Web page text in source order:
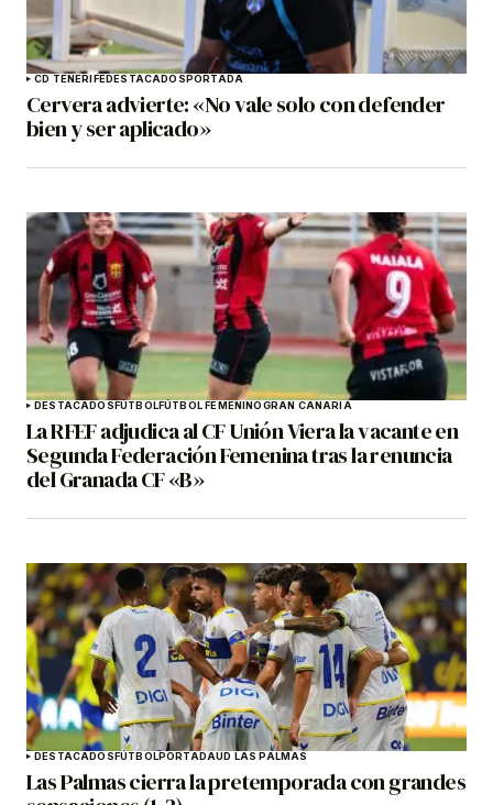
CD TENERIFEDESTACADOSPORTADA
Cervera advierte: «No vale solo con defender
bien y ser aplicado»
DESTACADOSFÚTBOLFÚTBOL FEMENINOGRAN CANARIA
La RFEF adjudica al CF Unión Viera la vacante en
Segunda Federación Femenina tras la renuncia
del Granada CF «B»
DESTACADOSFÚTBOLPORTADAUD LAS PALMAS
Las Palmas cierra la pretemporada con grandes